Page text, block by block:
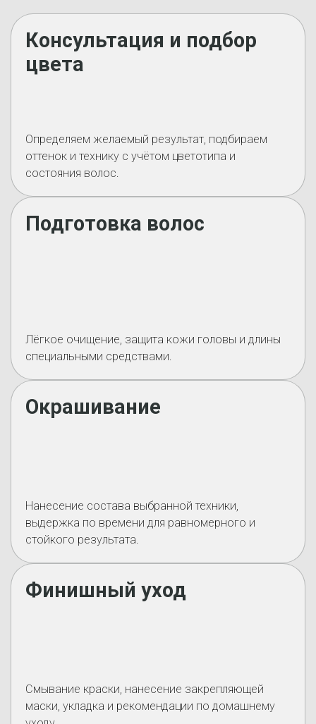
Консультация и подбор
цвета
Определяем желаемый результат, подбираем
оттенок и технику с учётом цветотипа и
состояния волос.
Подготовка волос
Лёгкое очищение, защита кожи головы и длины
специальными средствами.
Окрашивание
Нанесение состава выбранной техники,
выдержка по времени для равномерного и
стойкого результата.
Финишный уход
Смывание краски, нанесение закрепляющей
маски, укладка и рекомендации по домашнему